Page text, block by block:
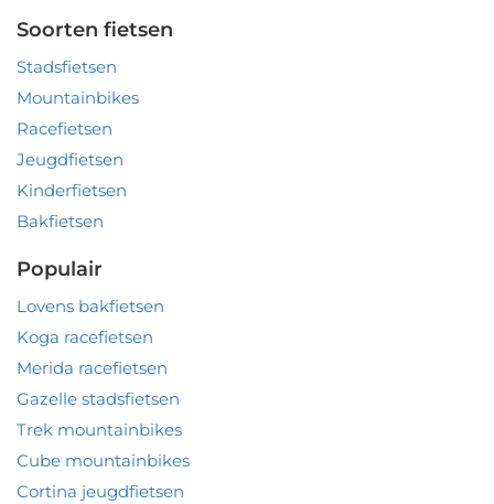
Soorten fietsen
Stadsfietsen
Mountainbikes
Racefietsen
Jeugdfietsen
Kinderfietsen
Bakfietsen
Populair
Lovens bakfietsen
Koga racefietsen
Merida racefietsen
Gazelle stadsfietsen
Trek mountainbikes
Cube mountainbikes
Cortina jeugdfietsen